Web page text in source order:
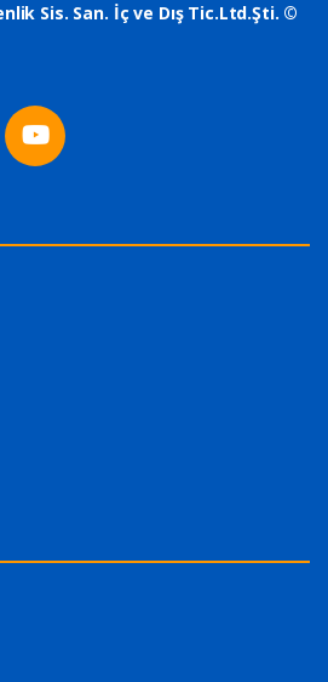
Sis. San. İç ve Dış Tic.Ltd.Şti. ©